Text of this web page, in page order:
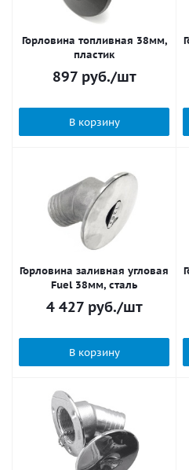
Горловина топливная 38мм,
пластик
897руб./шт
В корзину
Горловина заливная угловая
Fuel 38мм, сталь
4 427руб./шт
В корзину